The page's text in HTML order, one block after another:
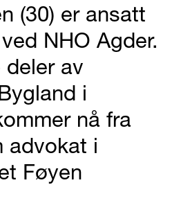
(30) er ansatt
NHO Agder.
deler av
i
nå fra
advokat i
Føyen